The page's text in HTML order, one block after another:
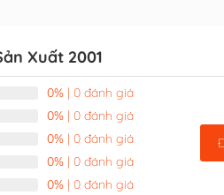
Xuất 2001
0% | 0 đánh giá
0% | 0 đánh giá
0% | 0 đánh giá
0% | 0 đánh giá
0% | 0 đánh giá